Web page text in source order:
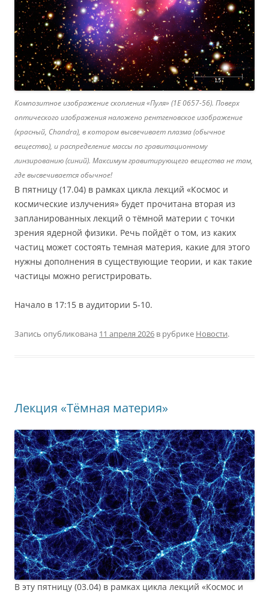
Композитное изображение скопления «Пуля» (1E 0657-56). Поверх
оптического изображения наложено рентгеновское изображение
(красный, Chandra), в котором высвечивает плазма (обычное
вещество), и распределение массы по гравитационному
линзированию (синий). Максимум гравитирующего вещества не там,
где высвечивается обычное!
В пятницу (17.04) в рамках цикла лекций «Космос и
космические излучения» будет прочитана вторая из
запланированных лекций о тёмной материи с точки
зрения ядерной физики. Речь пойдёт о том, из каких
частиц может состоять темная материя, какие для этого
нужны дополнения в существующие теории, и как такие
частицы можно регистрировать.
Начало в 17:15 в аудитории 5-10.
Запись опубликована 11 апреля 2026 в рубрике Новости.
Лекция «Тёмная материя»
В эту пятницу (03.04) в рамках цикла лекций «Космос и